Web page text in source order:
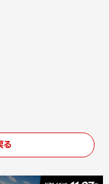
る